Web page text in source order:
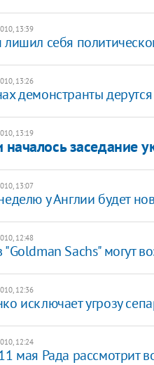
13:39
лишил себя
13:26
демонстранты
13:19
началось заседание
13:07
у Англии будет
12:48
Sachs" могут
12:36
исключает угрозу
12:24
мая Рада рассмотрит